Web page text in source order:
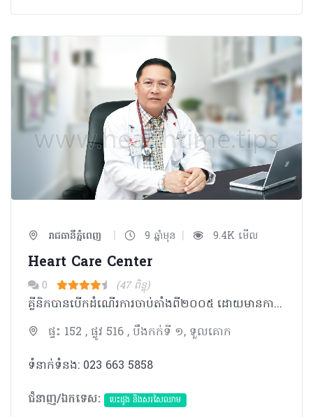
រាជធានីភ្នំពេញ | 9 ឆ្នាំមុន | 9.4K មើល
Heart Care Center
0 (47 ពិន្ទុ)
គ្លីនិកបានបើកដំណើរការចាប់តាំងពី​២០០៥ ដោយមានការផ្តល់សេវាដល់អ្នកជំងឺ​ផ្នែកជំងឺបេះដូង សរសៃឈាម​​ជាមួយនឹងទំនុកនិងការយកចិត្តទុកដាក់ខ្ពស់។​
ផ្ទះ 152 , ផ្លូវ 516 , បឹងកក់ទី ១, ទួលគោក
ទំនាក់ទំនង: 023 663 5858
ជំនាញ/ឯកទេស:
បេះដូង​ និងសរសៃឈាម